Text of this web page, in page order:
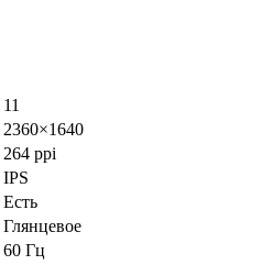
11
2360×1640
264 ppi
IPS
Есть
Глянцевое
60 Гц